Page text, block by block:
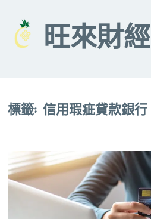
content
旺來財經
標籤:信用瑕疵貸款銀行